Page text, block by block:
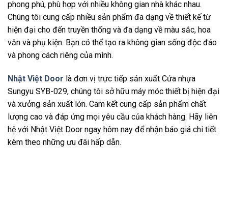
phong phú, phù hợp với nhiều không gian nhà khác nhau.
Chúng tôi cung cấp nhiều sản phẩm đa dạng về thiết kế từ
hiện đại cho đến truyền thống và đa dạng về màu sắc, hoa
văn và phụ kiện. Bạn có thể tạo ra không gian sống độc đáo
và phong cách riêng của mình.
Nhật Việt Door là đơn vị trực tiếp sản xuất Cửa nhựa
Sungyu SYB-029, chúng tôi sở hữu máy móc thiết bị hiện đại
và xưởng sản xuất lớn. Cam kết cung cấp sản phẩm chất
lượng cao và đáp ứng mọi yêu cầu của khách hàng. Hãy liên
hệ với Nhật Việt Door ngay hôm nay để nhận báo giá chi tiết
kèm theo những ưu đãi hấp dẫn.